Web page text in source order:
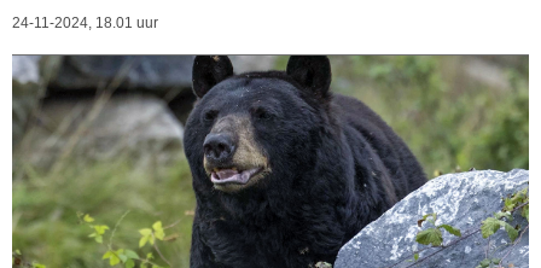
24-11-2024, 18.01 uur